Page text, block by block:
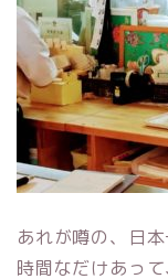
あれが噂の、日
時間なだけあっ